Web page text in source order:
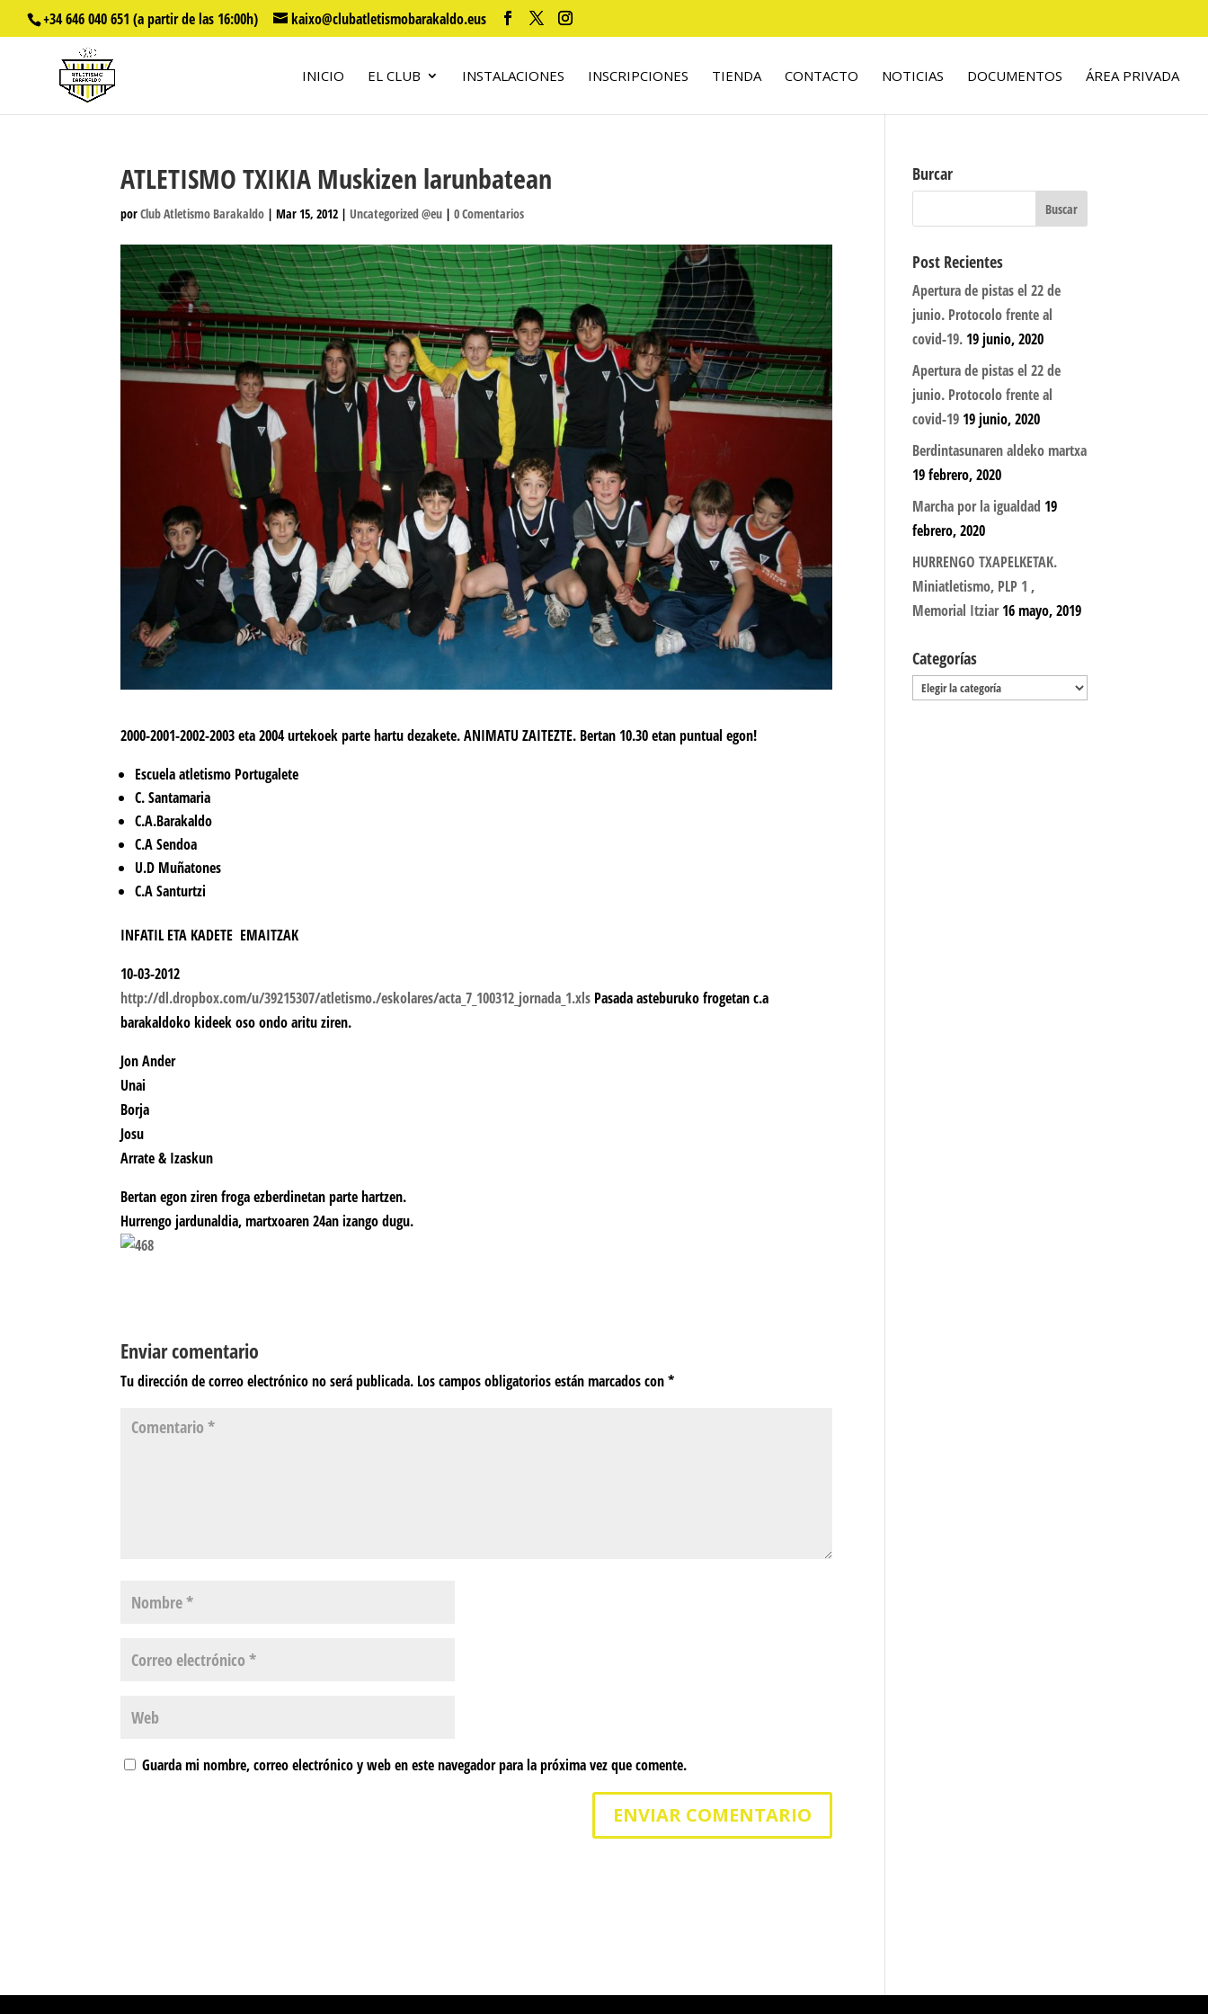
+34 646 040 651 (a partir de las 16:00h) kaixo@clubatletismobarakaldo.eus
INICIO EL CLUB INSTALACIONES INSCRIPCIONES TIENDA CONTACTO NOTICIAS DOCUMENTOS ÁREA PRIVADA
ATLETISMO TXIKIA Muskizen larunbatean
porClub Atletismo Barakaldo |Mar 15, 2012 |Uncategorized @eu |0 Comentarios
2000-2001-2002-2003 eta 2004 urtekoek parte hartu dezakete. ANIMATU ZAITEZTE. Bertan 10.30 etan puntual egon!
Escuela atletismo Portugalete
C. Santamaria
C.A.Barakaldo
C.A Sendoa
U.D Muñatones
C.A Santurtzi
INFATIL ETA KADETE EMAITZAK
10-03-2012
http://dl.dropbox.com/u/39215307/atletismo./eskolares/acta_7_100312_jornada_1.xls Pasada asteburuko frogetan c.a
barakaldoko kideek oso ondo aritu ziren.
Jon Ander
Unai
Borja
Josu
Arrate & Izaskun
Bertan egon ziren froga ezberdinetan parte hartzen.
Hurrengo jardunaldia, martxoaren 24an izango dugu.
Enviar comentario
Tu dirección de correo electrónico no será publicada. Los campos obligatorios están marcados con*
Guarda mi nombre, correo electrónico y web en este navegador para la próxima vez que comente.
Burcar
Post Recientes
Apertura de pistas el 22 de
junio. Protocolo frente al
covid-19. 19 junio, 2020
Apertura de pistas el 22 de
junio. Protocolo frente al
covid-19 19 junio, 2020
Berdintasunaren aldeko martxa
19 febrero, 2020
Marcha por la igualdad 19
febrero, 2020
HURRENGO TXAPELKETAK.
Miniatletismo, PLP 1 ,
Memorial Itziar 16 mayo, 2019
Categorías
Categorías